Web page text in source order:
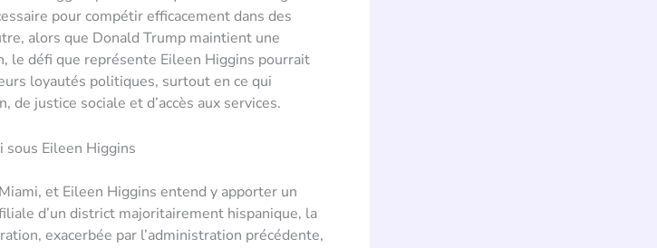
pour compétir efficacement dans des
alors que Donald Trump maintient une
le défi que représente Eileen Higgins pourrait
loyautés politiques, surtout en ce qui
de justice sociale et d’accès aux services.
sous Eileen Higgins
et Eileen Higgins entend y apporter un
d’un district majoritairement hispanique, la
exacerbée par l’administration précédente,